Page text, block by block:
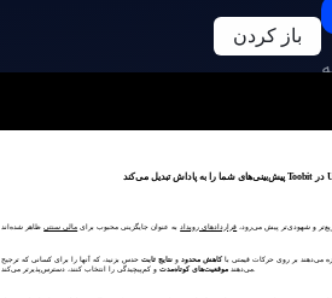
باز کردن
و شهودی‌تر پیش می‌رود، قراردادهای رویداد به عنوان جایگزینی محبوب برای مالی سنتی
می‌دهند بر روی حرکات قیمتی با کاهش محدود و نتایج ثابتحدس بزنید، که آنها را برای کسانی که ترجیح
می‌دهند موقعیت‌های کوتاه‌مدت